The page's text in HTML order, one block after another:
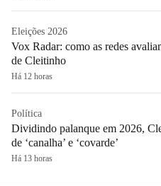
Eleições 2026
Vox Radar: como as redes
de Cleitinho
Há 12 horas
Política
Dividindo palanque em 2026,
de ‘canalha’ e ‘covarde’
Há 13 horas